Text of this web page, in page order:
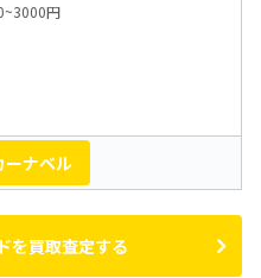
円
ーナベル
を買取査定する